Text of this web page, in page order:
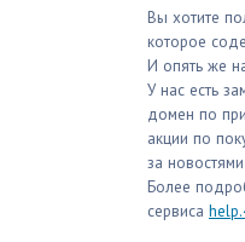
Вы хотите
которое
И опять же
У нас есть
домен по
акции по
за
Более
сервиса